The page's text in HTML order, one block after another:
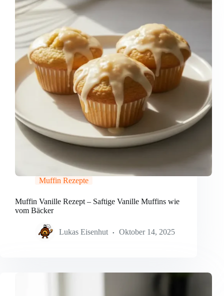
Muffin Rezepte
Muffin Vanille Rezept – Saftige Vanille Muffins wie
vom Bäcker
Lukas Eisenhut Oktober 14, 2025